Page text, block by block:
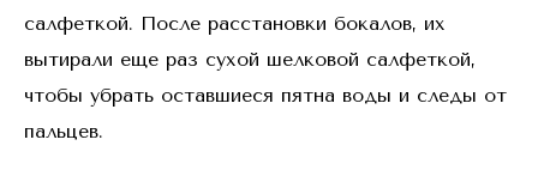
салфеткой. После расстановки бокалов, их
вытирали еще раз сухой шелковой салфеткой,
чтобы убрать оставшиеся пятна воды и следы от
пальцев.